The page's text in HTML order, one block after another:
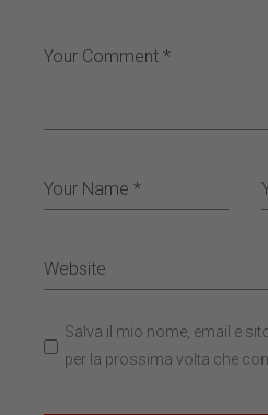
Salva il mio nome, email e
per la prossima volta che